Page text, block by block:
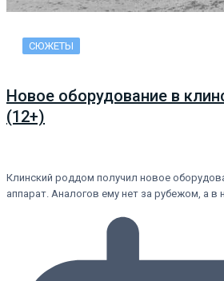
СЮЖЕТЫ
Новое оборудование в
(12+)
Клинский роддом получил новое
аппарат. Аналогов ему нет за рубежом, а в